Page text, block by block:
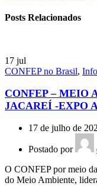
Posts Relacionados
17 jul
CONFEP no Brasil,
CONFEP – MEIO
JACAREÍ -EXPO
17 de julho de
Postado por
O CONFEP por meio
do Meio Ambiente,